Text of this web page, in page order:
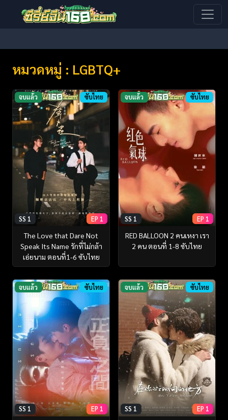
หมวดหมู่ : LGBTQ+
จบแล้ว ซับไทย
SS 1 EP 1
The Love that Dare Not
Speak Its Name รักที่ไม่กล้า
เอ่ยนาม ตอนที่1-6 ซับไทย
จบแล้ว ซับไทย
SS 1 EP 1
RED BALLOON 2 คนเหงา เรา
2 คน ตอนที่ 1-8 ซับไทย
จบแล้ว ซับไทย
SS 1 EP 1
จบแล้ว ซับไทย
SS 1 EP 1